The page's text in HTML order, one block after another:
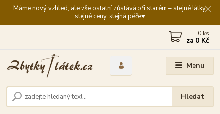
Máme nový vzhled, ale vše ostatní zůstává při starém – stejné látky,
stejné ceny, stejná péče♥️
Menu
Hledat
0 ks
za 0 Kč